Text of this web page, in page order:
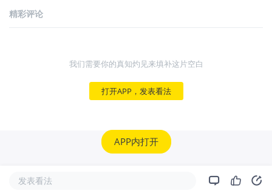
精彩评论
我们需要你的真知灼见来填补这片空白
打开APP，发表看法
APP内打开
发表看法